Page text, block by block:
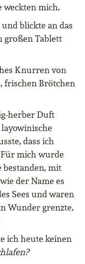
mich.
blickte an das
großen Tablett
Knurren von
frischen Brötchen
herber Duft
dass ich
mich wurde
bestanden, mit
der Name es
Sees und waren
Wunder grenzte,
ich heute keinen